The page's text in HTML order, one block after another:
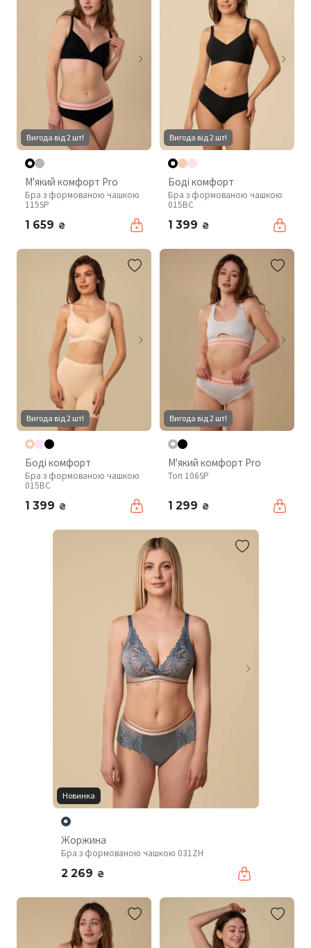
Вигода від 2 шт!
М'який комфорт Pro
Бра з формованою чашкою
115SP
1 659 ₴
Вигода від 2 шт!
Боді комфорт
Бра з формованою чашкою
015BC
1 399 ₴
Вигода від 2 шт!
Боді комфорт
Бра з формованою чашкою
015BC
1 399 ₴
Вигода від 2 шт!
М'який комфорт Pro
Топ 106SP
1 299 ₴
Новинка
Жоржина
Бра з формованою чашкою 031ZH
2 269 ₴